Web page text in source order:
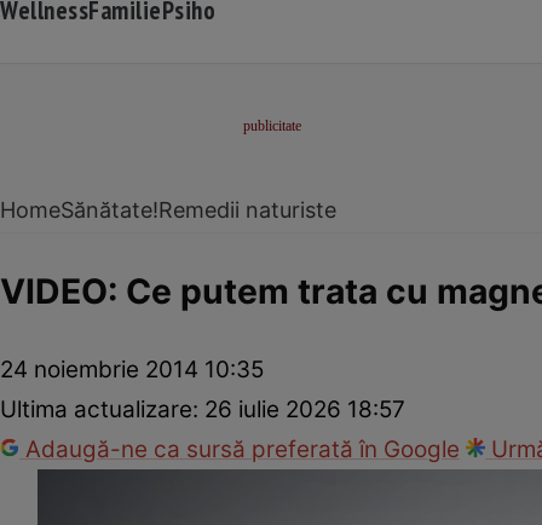
WellnessFamiliePsiho
HomeSănătate!Remedii naturiste
VIDEO: Ce putem trata cu
24 noiembrie 2014 10:35
Ultima actualizare: 26 iulie 2026 18:57
Adaugă-ne ca sursă preferată în Google